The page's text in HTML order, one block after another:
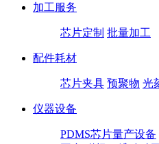
加工服务
芯片定制 批量加工
配件耗材
芯片夹具 预聚物 光
仪器设备
PDMS芯片量产设备